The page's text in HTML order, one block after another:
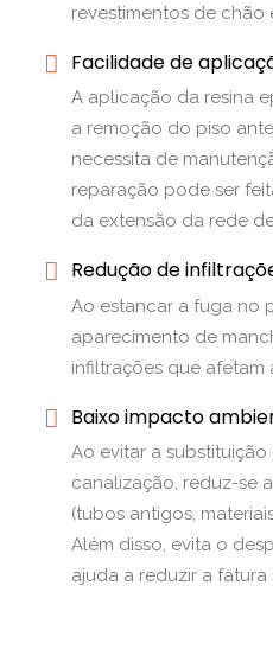
revestimentos de chão
Facilidade de
A aplicação da resina
a remoção do piso
necessita de
reparação pode ser
da extensão da rede
Redução de
Ao estancar a fuga no
aparecimento de
infiltrações que afetam
Baixo impacto
Ao evitar a
canalização, reduz-se
(tubos antigos,
Além disso, evita o
ajuda a reduzir a fatura